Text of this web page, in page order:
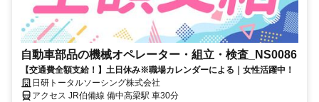
自動車部品の機械オペレーター・組立・検査_NS0086
【交通費全額支給！】土日休み※職場カレンダーによる｜女性活躍中！
日研トータルソーシング株式会社
アクセス JR伯備線 備中高梁駅 車30分